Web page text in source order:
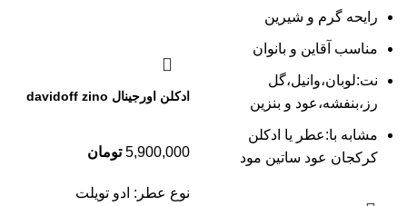
رایحه گرم و شیرین
مناسب آقاین و بانوان
نت:لوبان،وانیل،گل
رز،بنفشه،عود و بنزین
مشابه با:عطر یا ادکلن
کرکجان عود ساتین مود
ادکلن اورجینال davidoff zino
5,900,000 تومان
نوع عطر: ادو تویلت